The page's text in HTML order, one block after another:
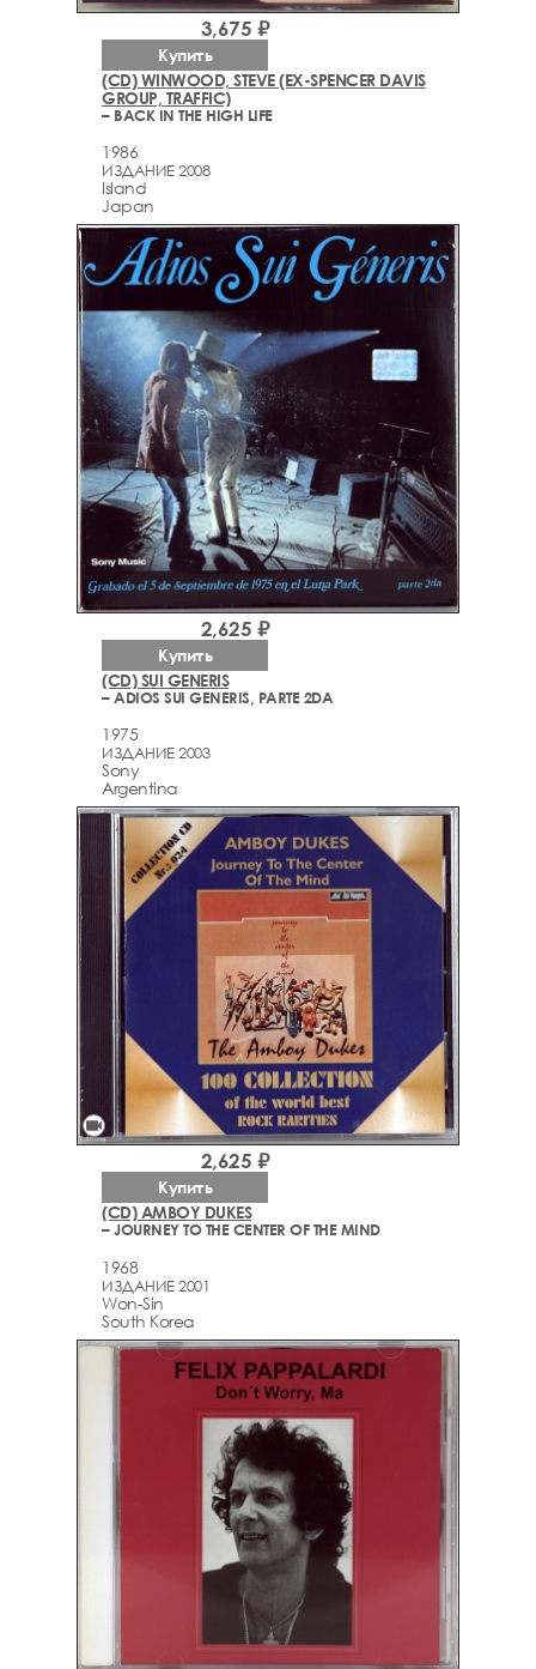
(CD) WINWOOD, STEVE (EX-SPENCER DAVIS
GROUP, TRAFFIC)
– BACK IN THE HIGH LIFE
1986
ИЗДАНИЕ 2008
Island
Japan
3,675 ₽
Купить
(CD) SUI GENERIS
– ADIOS SUI GENERIS, PARTE 2DA
1975
ИЗДАНИЕ 2003
Sony
Argentina
2,625 ₽
Купить
videocam
(CD) AMBOY DUKES
– JOURNEY TO THE CENTER OF THE MIND
1968
ИЗДАНИЕ 2001
Won-Sin
South Korea
2,625 ₽
Купить